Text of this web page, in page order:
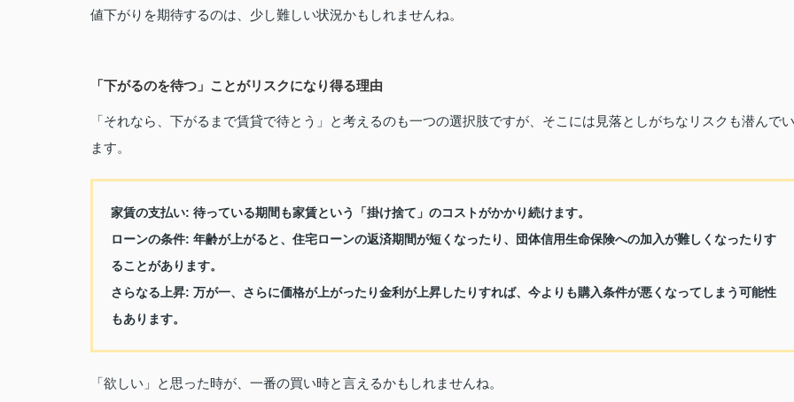
値下がりを期待するのは、少し難しい状況かもしれませんね。
「下がるのを待つ」ことがリスクになり得る理由
「それなら、下がるまで賃貸で待とう」と考えるのも一つの選択肢ですが、そこには見落としがちなリスクも潜んでい
ます。
家賃の支払い: 待っている期間も家賃という「掛け捨て」のコストがかかり続けます。
ローンの条件: 年齢が上がると、住宅ローンの返済期間が短くなったり、団体信用生命保険への加入が難しくなったりす
ることがあります。
さらなる上昇: 万が一、さらに価格が上がったり金利が上昇したりすれば、今よりも購入条件が悪くなってしまう可能性
もあります。
「欲しい」と思った時が、一番の買い時と言えるかもしれませんね。